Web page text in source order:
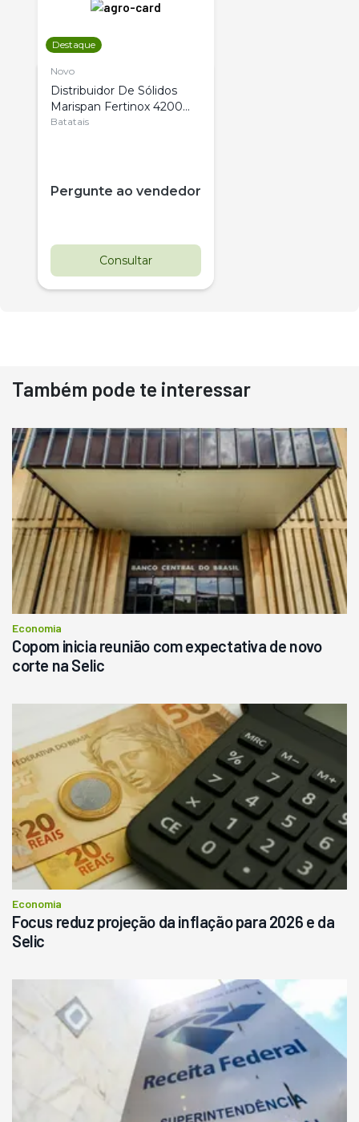
Destaque
Novo
Distribuidor De Sólidos
Marispan Fertinox 4200
Citrus
Batatais
Pergunte ao vendedor
Consultar
Destaque
Usado
Pá Carregadeira Cat 966
Ano 1987
R$ 145.000
Consultar
Também pode te interessar
Economia
Copom inicia reunião com expectativa de novo
corte na Selic
Economia
Focus reduz projeção da inflação para 2026 e da
Selic